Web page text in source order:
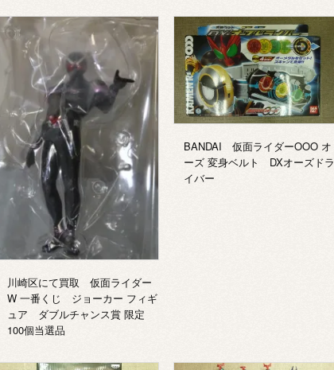
川崎区にて買取 仮面ライダー
W 一番くじ ジョーカー フィギ
ュア ダブルチャンス賞 限定
100個当選品
BANDAI 仮面ライダーOOO オ
ーズ 変身ベルト DXオーズドラ
イバー